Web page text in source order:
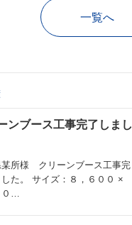
ンブース工事完了しまし
某所様 クリーンブース工事完
た。 サイズ：８，６００ ×
…
一覧へ